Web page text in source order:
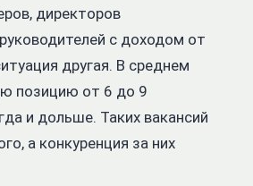
директоров
с доходом от
другая. В среднем
позицию от 6 до 9
и дольше. Таких вакансий
а конкуренция за них